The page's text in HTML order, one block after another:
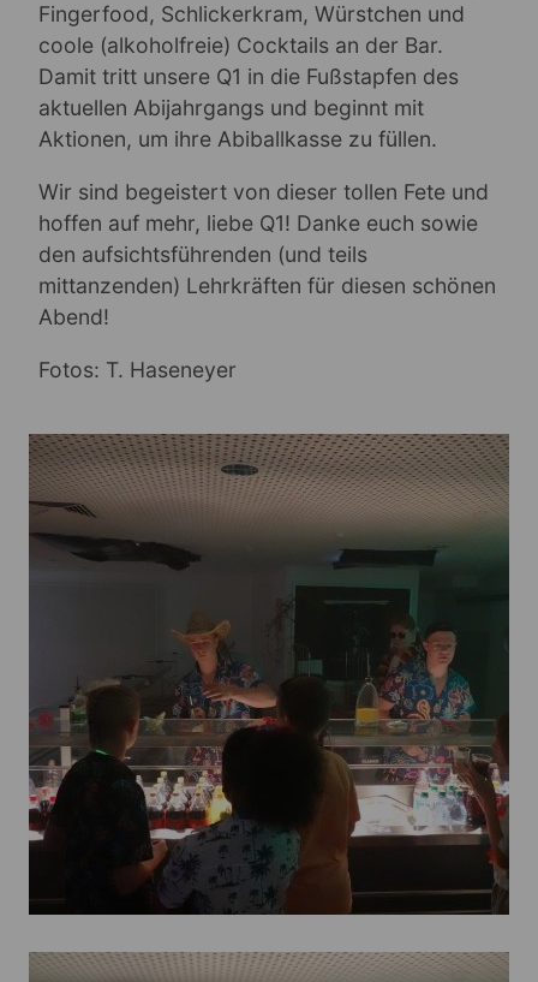
Fingerfood, Schlickerkram, Würstchen und
coole (alkoholfreie) Cocktails an der Bar.
Damit tritt unsere Q1 in die Fußstapfen des
aktuellen Abijahrgangs und beginnt mit
Aktionen, um ihre Abiballkasse zu füllen.
Wir sind begeistert von dieser tollen Fete und
hoffen auf mehr, liebe Q1! Danke euch sowie
den aufsichtsführenden (und teils
mittanzenden) Lehrkräften für diesen schönen
Abend!
Fotos: T. Haseneyer